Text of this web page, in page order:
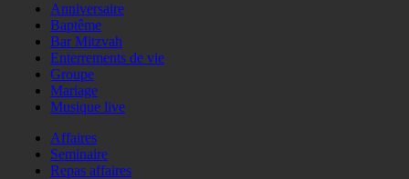
Anniversaire
Baptême
Bar Mitzvah
Enterrements de vie
Groupe
Mariage
Musique live
Affaires
Seminaire
Repas affaires